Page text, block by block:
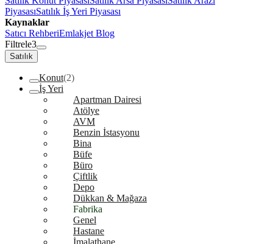
PiyasasıSatılık İş Yeri Piyasası
Kaynaklar
Satıcı RehberiEmlakjet Blog
Filtrele3
Satılık
Konut(2)
İş Yeri
Apartman Dairesi
Atölye
AVM
Benzin İstasyonu
Bina
Büfe
Büro
Çiftlik
Depo
Dükkan & Mağaza
Fabrika
Genel
Hastane
İmalathane